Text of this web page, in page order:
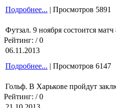
Подробнее... | Просмотров 5891
Футзал. 9 ноября состоится
Рейтинг: / 0
06.11.2013
Подробнее... | Просмотров 6147
Гольф. В Харькове пройдут
Рейтинг: / 0